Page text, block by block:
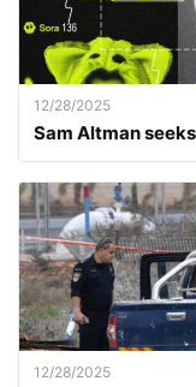
12/28/2025
Sam Altman
12/28/2025